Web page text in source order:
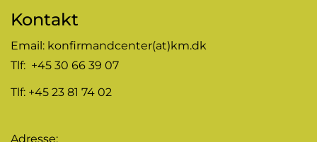
Kontakt
Email: konfirmandcenter(at)km.dk
Tlf: +45 30 66 39 07
Tlf: +45 23 81 74 02
Adresse: